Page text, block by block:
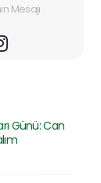
Mesajı
Olsun